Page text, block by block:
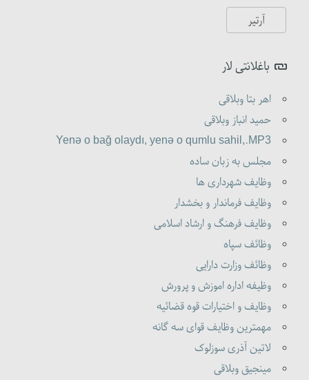
باغلانتی لار
اهر بتا وبلاقی
حمید انباز وبلاقی
Yenə o bağ olaydı, yenə o qumlu sahil,.MP3
مجلس به زبان ساده
وظایف شهرداری ها
وظایف فرماندار و بخشدار
وظایف فرهنگ و ارشاد اسلامی
وظائف سپاه
وظائف وزارت دارایی
وظیفه اداره اموزش و پرورش
وظایف و اختیارات قوه قضائیه
مهمترین وظایف قوای سه گانه
لاتین آذری سوزلوک
مینجیق وبلاقی